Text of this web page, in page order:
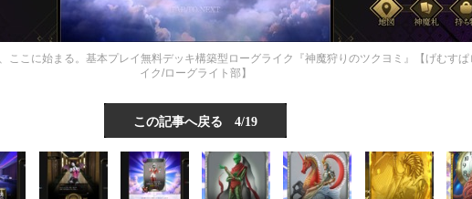
ここに始まる。基本プレイ無料デッキ構築型ローグライク『神魔狩りのツクヨミ』【げむすぱ
イク/ローグライト部】
この記事へ戻る 4/19